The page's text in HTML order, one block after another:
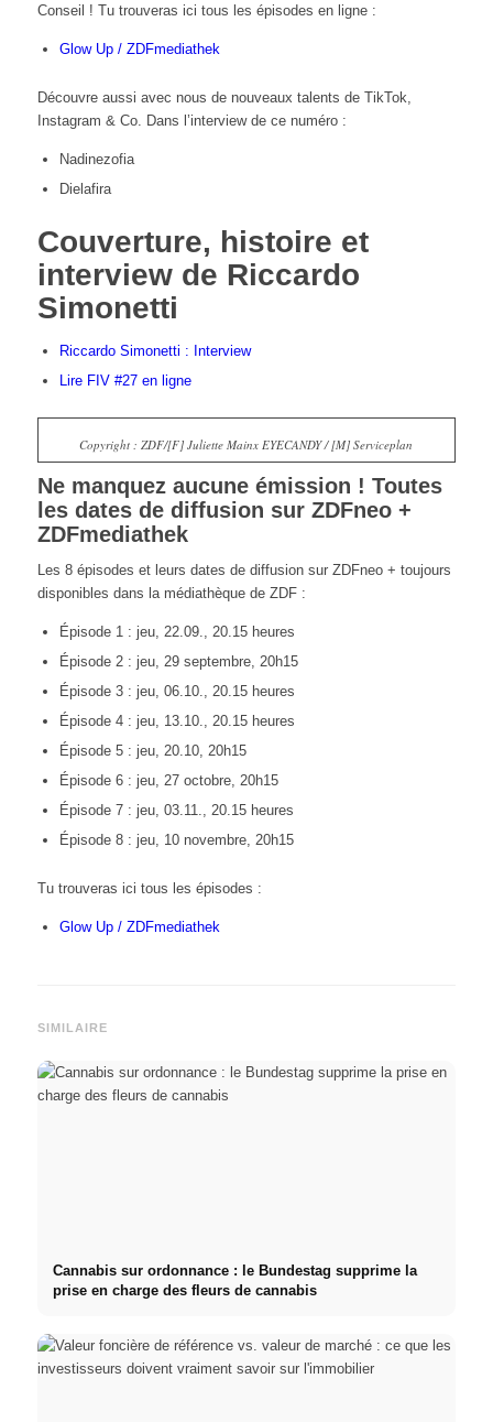
Conseil ! Tu trouveras ici tous les épisodes en ligne :
Glow Up / ZDFmediathek
Découvre aussi avec nous de nouveaux talents de TikTok,
Instagram & Co. Dans l’interview de ce numéro :
Nadinezofia
Dielafira
Couverture, histoire et
interview de Riccardo
Simonetti
Riccardo Simonetti : Interview
Lire FIV #27 en ligne
Copyright : ZDF/[F] Juliette Mainx EYECANDY / [M] Serviceplan
Ne manquez aucune émission ! Toutes
les dates de diffusion sur ZDFneo +
ZDFmediathek
Les 8 épisodes et leurs dates de diffusion sur ZDFneo + toujours
disponibles dans la médiathèque de ZDF :
Épisode 1 : jeu, 22.09., 20.15 heures
Épisode 2 : jeu, 29 septembre, 20h15
Épisode 3 : jeu, 06.10., 20.15 heures
Épisode 4 : jeu, 13.10., 20.15 heures
Épisode 5 : jeu, 20.10, 20h15
Épisode 6 : jeu, 27 octobre, 20h15
Épisode 7 : jeu, 03.11., 20.15 heures
Épisode 8 : jeu, 10 novembre, 20h15
Tu trouveras ici tous les épisodes :
Glow Up / ZDFmediathek
SIMILAIRE
Cannabis sur ordonnance : le Bundestag supprime la
prise en charge des fleurs de cannabis